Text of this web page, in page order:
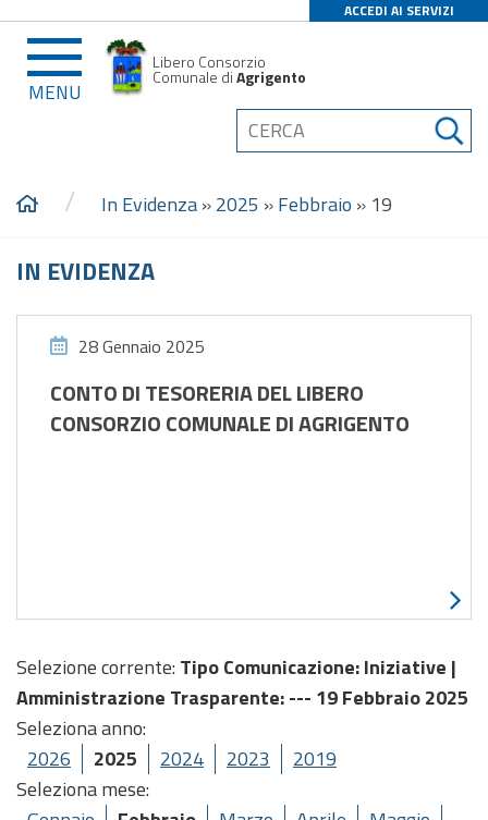
ACCEDI AI SERVIZI
MENU
Libero Consorzio
Comunale diAgrigento
/ In Evidenza»2025 »Febbraio » 19
IN EVIDENZA
28 Gennaio 2025
CONTO DI TESORERIA DEL LIBERO
CONSORZIO COMUNALE DI AGRIGENTO
Selezione corrente: Tipo Comunicazione: Iniziative |
Amministrazione Trasparente: --- 19 Febbraio 2025
Seleziona anno:
2026
2025 2024 2023
2019
Seleziona mese: